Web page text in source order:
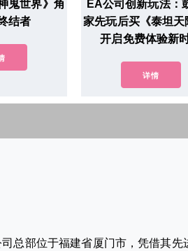
鬼世界》角
结者
EA公司创新玩法：
家先玩后买《泰坦天
开启免费体验新
详情
总部位于福建省厦门市，凭借其先